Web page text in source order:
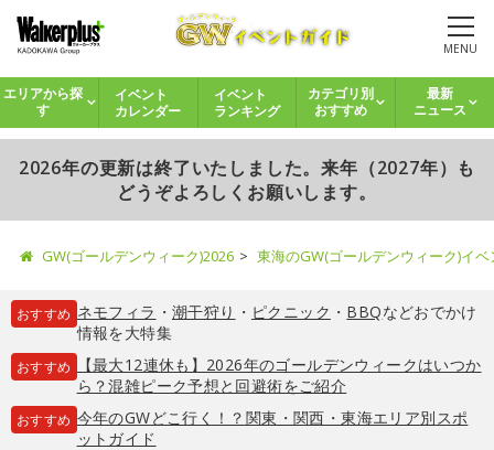
MENU
エリアから探
す
イベント
カレンダー
イベント
ランキング
カテゴリ別
おすすめ
最新
ニュース
2026年の更新は終了いたしました。来年（2027年）も
どうぞよろしくお願いします。
GW(ゴールデンウィーク)2026 東海のGW(ゴールデンウィーク)イ
おすすめ ネモフィラ ・ 潮干狩り ・ ピクニック ・ BBQなどおでかけ
情報を大特集
おすすめ
【最大12連休も】2026年のゴールデンウィークはいつか
ら？混雑ピーク予想と回避術をご紹介
おすすめ 今年のGWどこ行く！？関東・関西・東海エリア別スポ
ットガイド